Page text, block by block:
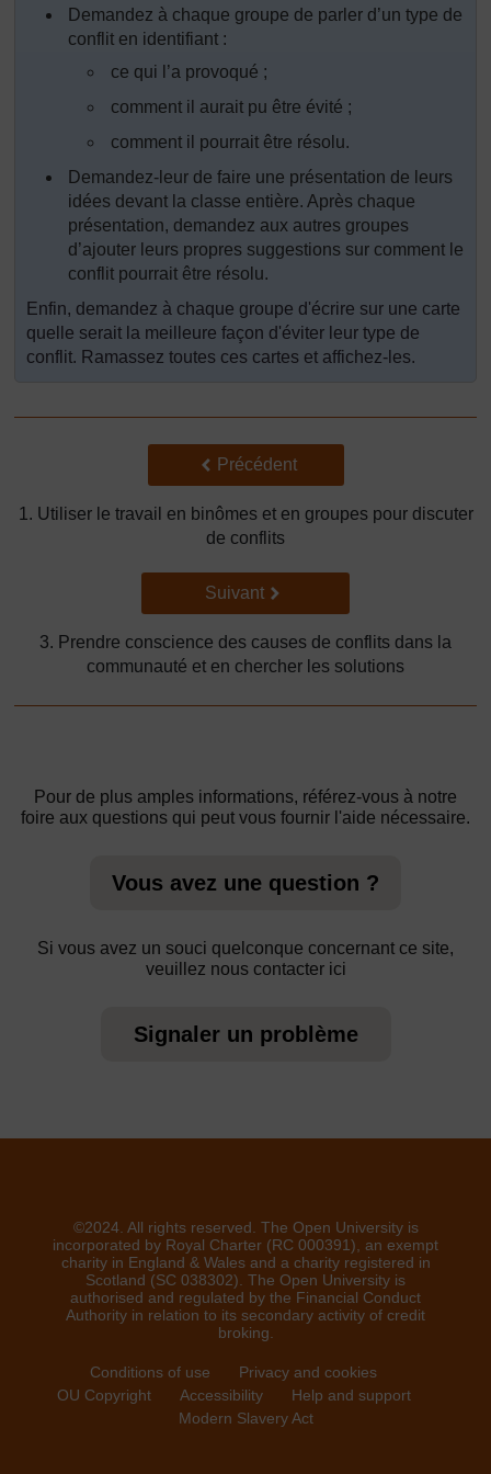
Demandez à chaque groupe de parler d’un type de
conflit en identifiant :
ce qui l’a provoqué ;
comment il aurait pu être évité ;
comment il pourrait être résolu.
Demandez-leur de faire une présentation de leurs
idées devant la classe entière. Après chaque
présentation, demandez aux autres groupes
d’ajouter leurs propres suggestions sur comment le
conflit pourrait être résolu.
Enfin, demandez à chaque groupe d'écrire sur une carte
quelle serait la meilleure façon d'éviter leur type de
conflit. Ramassez toutes ces cartes et affichez-les.
Précédent
Précédent
1. Utiliser le travail en binômes et en groupes pour discuter
de conflits
Suivant
Suivant
3. Prendre conscience des causes de conflits dans la
communauté et en chercher les solutions
Pour de plus amples informations, référez-vous à notre
foire aux questions qui peut vous fournir l'aide nécessaire.
Vous avez une question ?
Si vous avez un souci quelconque concernant ce site,
veuillez nous contacter ici
Signaler un problème
©2024. All rights reserved. The Open University is
incorporated by Royal Charter (RC 000391), an exempt
charity in England & Wales and a charity registered in
Scotland (SC 038302). The Open University is
authorised and regulated by the Financial Conduct
Authority in relation to its secondary activity of credit
broking.
Conditions of use
Privacy and cookies
OU Copyright
Accessibility
Help and support
Modern Slavery Act